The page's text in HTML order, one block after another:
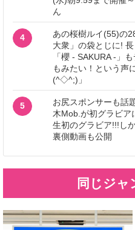
ん
4
あの桜樹ルイ(55)の
大衆」の袋とじに!
「櫻 - SAKURA -」
もみたい！という声
(^◇^;)」
5
お尻スポンサーも話
木Mob.が初グラビア
生初のグラビア!!!し
裏側動画も公開
同じジャ